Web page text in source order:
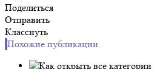
Поделиться
Отправить
Класснуть
Похожие публикации